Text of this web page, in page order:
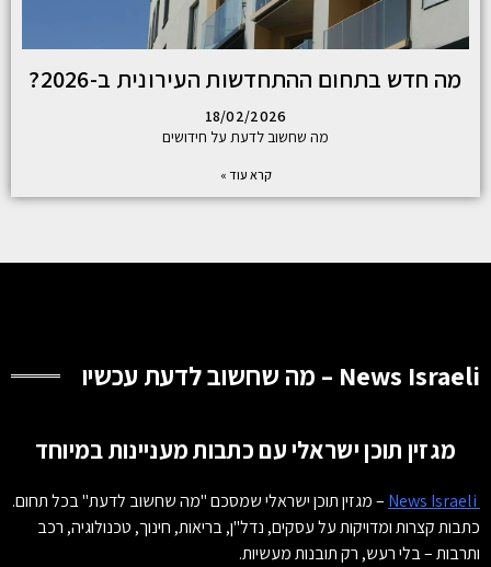
מה חדש בתחום ההתחדשות העירונית ב-2026?
18/02/2026
מה שחשוב לדעת על חידושים
קרא עוד »
News Israeli – מה שחשוב לדעת עכשיו
מגזין תוכן ישראלי עם כתבות מעניינות במיוחד
– מגזין תוכן ישראלי שמסכם "מה שחשוב לדעת" בכל תחום.
כתבות קצרות ומדויקות על עסקים, נדל"ן, בריאות, חינוך, טכנולוגיה, רכב
ותרבות – בלי רעש, רק תובנות מעשיות.